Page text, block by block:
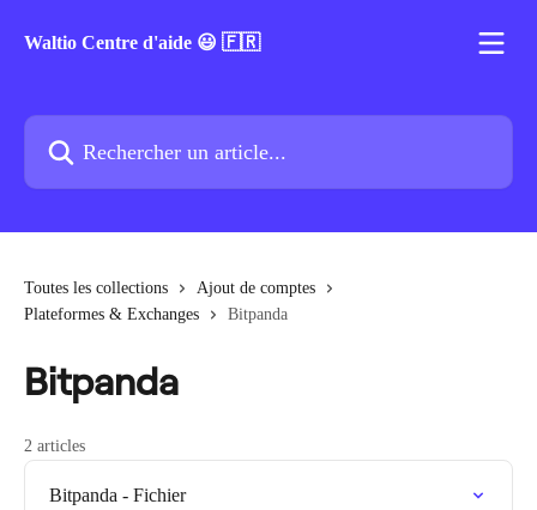
Waltio Centre d'aide 😃 🇫🇷
Rechercher un article...
Toutes les collections
Ajout de comptes
Plateformes & Exchanges
Bitpanda
Bitpanda
2 articles
Bitpanda - Fichier